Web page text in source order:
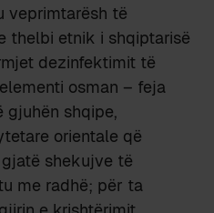
veprimtarësh të
thelbi etnik i shqiptarisë
dezinfektimit të
osman – feja
gjuhën shqipe,
orientale që
shekujve të
me radhë; për ta